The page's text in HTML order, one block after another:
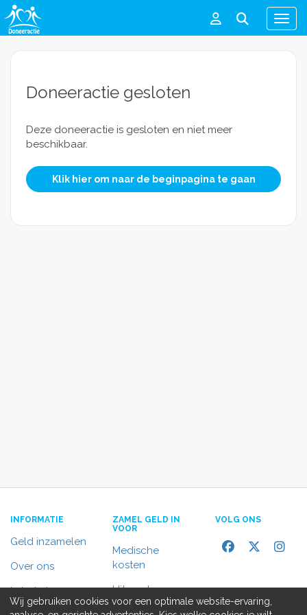
Menu
Doneeractie gesloten
Deze doneeractie is gesloten en niet meer
beschikbaar.
Klik hier om naar de beginpagina te gaan
INFORMATIE
Geld inzamelen
Over ons
In het nieuws
ZAMEL GELD IN
VOOR
Medische
kosten
Uitvaart
VOLG ONS
Wij gebruiken cookies voor een optimale website-ervaring,